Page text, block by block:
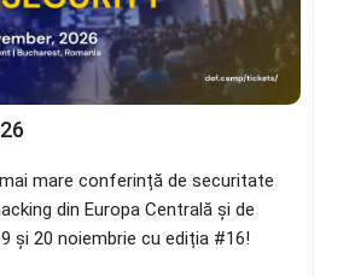
mare conferință de securitate
din Europa Centrală și de
și 20 noiembrie cu ediția #16!